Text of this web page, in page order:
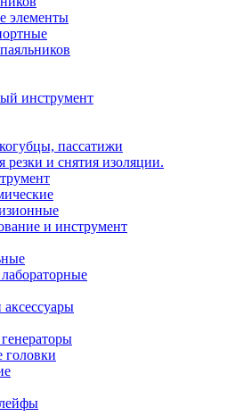
элементы
инструмент
пассатижи
резки и снятия изоляции.
и инструмент
головки